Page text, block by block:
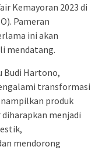
Kemayoran 2023 di
Pameran
ini akan
mendatang.
Budi Hartono,
transformasi
produk
menjadi
mendorong